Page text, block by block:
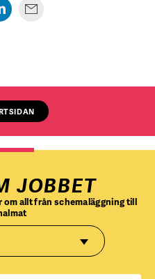
JOBBET
allt från schemaläggning till